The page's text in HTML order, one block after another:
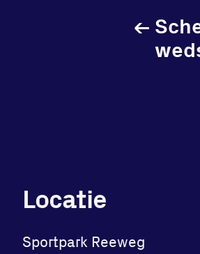
←
Locatie
Sportpark Reeweg